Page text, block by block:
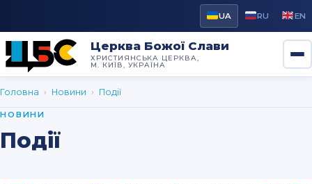
UA RU EN
Церква Божої Слави
ХРИСТИЯНСЬКА ЦЕРКВА,
М. КИЇВ, УКРАЇНА
Головна › Новини › Події
НОВИНИ
Події